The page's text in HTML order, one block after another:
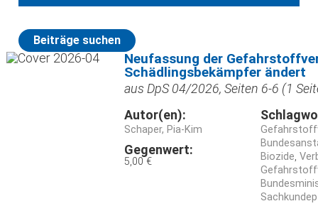
Beiträge suchen
Neufassung der
Schädlingsbekämpfer ändert
aus DpS 04/2026, Seiten 6-6 (1
Autor(en):
Schaper, Pia-Kim
Gegenwert:
5,00 €
Biozide